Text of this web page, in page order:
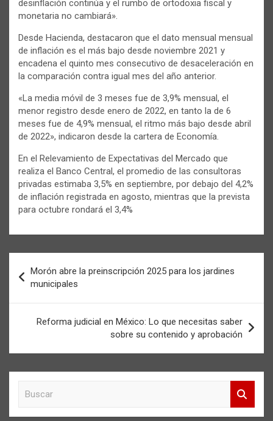
desinflación continúa y el rumbo de ortodoxia fiscal y
monetaria no cambiará».
Desde Hacienda, destacaron que el dato mensual mensual
de inflación es el más bajo desde noviembre 2021 y
encadena el quinto mes consecutivo de desaceleración en
la comparación contra igual mes del año anterior.
«La media móvil de 3 meses fue de 3,9% mensual, el
menor registro desde enero de 2022, en tanto la de 6
meses fue de 4,9% mensual, el ritmo más bajo desde abril
de 2022», indicaron desde la cartera de Economía.
En el Relevamiento de Expectativas del Mercado que
realiza el Banco Central, el promedio de las consultoras
privadas estimaba 3,5% en septiembre, por debajo del 4,2%
de inflación registrada en agosto, mientras que la prevista
para octubre rondará el 3,4%
de
entradas
Morón abre la preinscripción 2025 para los jardines
municipales
Reforma judicial en México: Lo que necesitas saber
sobre su contenido y aprobación